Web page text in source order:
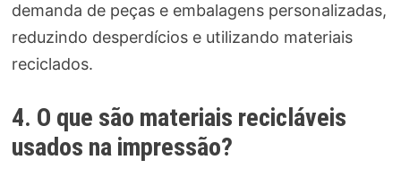
demanda de peças e embalagens personalizadas,
reduzindo desperdícios e utilizando materiais
reciclados.
4. O que são materiais recicláveis
usados na impressão?